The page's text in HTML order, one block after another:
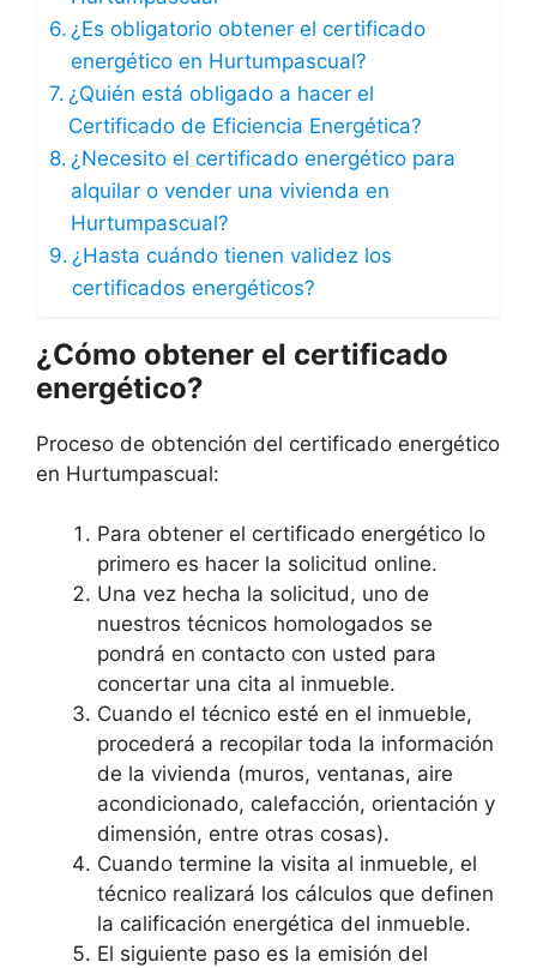
¿Es obligatorio obtener el certificado
energético en Hurtumpascual?
¿Quién está obligado a hacer el
Certificado de Eficiencia Energética?
¿Necesito el certificado energético para
alquilar o vender una vivienda en
Hurtumpascual?
¿Hasta cuándo tienen validez los
certificados energéticos?
¿Cómo obtener el certificado
energético?
Proceso de obtención del certificado energético
en Hurtumpascual:
Para obtener el certificado energético lo
primero es hacer la solicitud online.
Una vez hecha la solicitud, uno de
nuestros técnicos homologados se
pondrá en contacto con usted para
concertar una cita al inmueble.
Cuando el técnico esté en el inmueble,
procederá a recopilar toda la información
de la vivienda (muros, ventanas, aire
acondicionado, calefacción, orientación y
dimensión, entre otras cosas).
Cuando termine la visita al inmueble, el
técnico realizará los cálculos que definen
la calificación energética del inmueble.
El siguiente paso es la emisión del